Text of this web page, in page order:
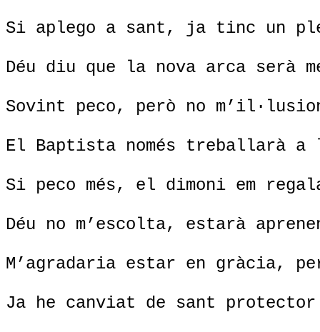
Si aplego a sant, ja tinc un
Déu diu que la nova arca serà
Sovint peco, però no
El Baptista només treballarà
Si peco més, el dimoni em
Déu no m’escolta, estarà
M’agradaria estar en gràcia,
Ja he canviat de sant